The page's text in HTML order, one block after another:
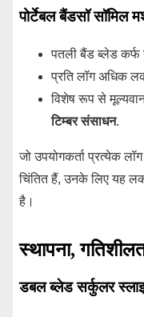
पोर्टेबल बैंडसॉ सॉमिल
पतली बैंड ब्लेड
प्रति लॉग अधिक
विशेष रूप से
टिम्बर संसाधन.
जो उपयोगकर्ता प्रत्येक
चिंतित हैं, उनके लिए यह
है।
स्थापना,
डबल ब्लेड सर्कुलर